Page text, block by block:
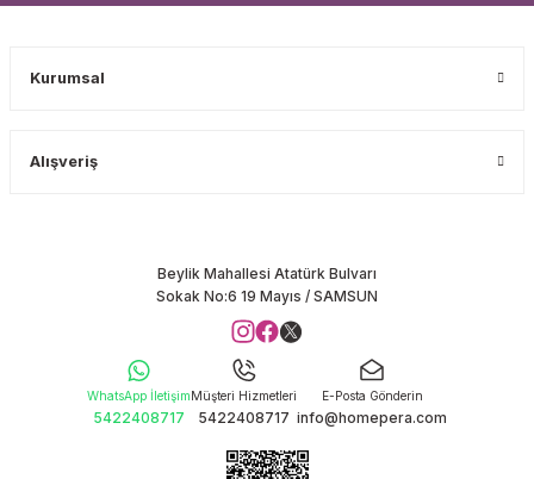
Kurumsal
Alışveriş
Beylik Mahallesi Atatürk Bulvarı
Sokak No:6 19 Mayıs / SAMSUN
WhatsApp İletişim
5422408717
Müşteri Hizmetleri
5422408717
E-Posta Gönderin
info@homepera.com